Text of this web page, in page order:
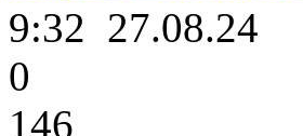
9:32 27.08.24
0
146